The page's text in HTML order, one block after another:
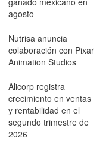
agosto
Nutrisa anuncia
colaboración con Pixar
Animation Studios
Alicorp registra
crecimiento en ventas
y rentabilidad en el
segundo trimestre de
2026